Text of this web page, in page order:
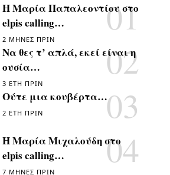
Η Μαρία Παπαλεοντίου στο
elpis calling…
2 ΜΉΝΕΣ ΠΡΙΝ
Να θες τ’ απλά, εκεί είναι η
ουσία…
3 ΈΤΗ ΠΡΙΝ
Ούτε μια κουβέρτα…
2 ΈΤΗ ΠΡΙΝ
Η Μαρία Μιχαλούδη στο
elpis calling…
7 ΜΉΝΕΣ ΠΡΙΝ